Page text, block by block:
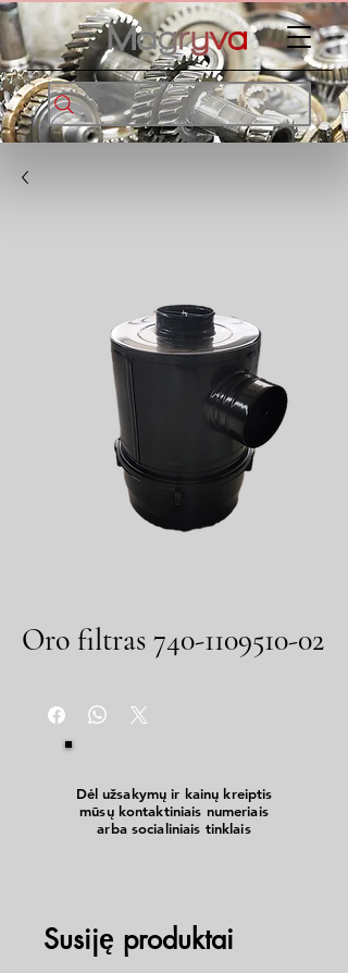
Oro filtras 740-1109510-02
Dėl užsakymų ir kainų kreiptis
mūsų kontaktiniais numeriais
arba socialiniais tinklais
Susiję produktai